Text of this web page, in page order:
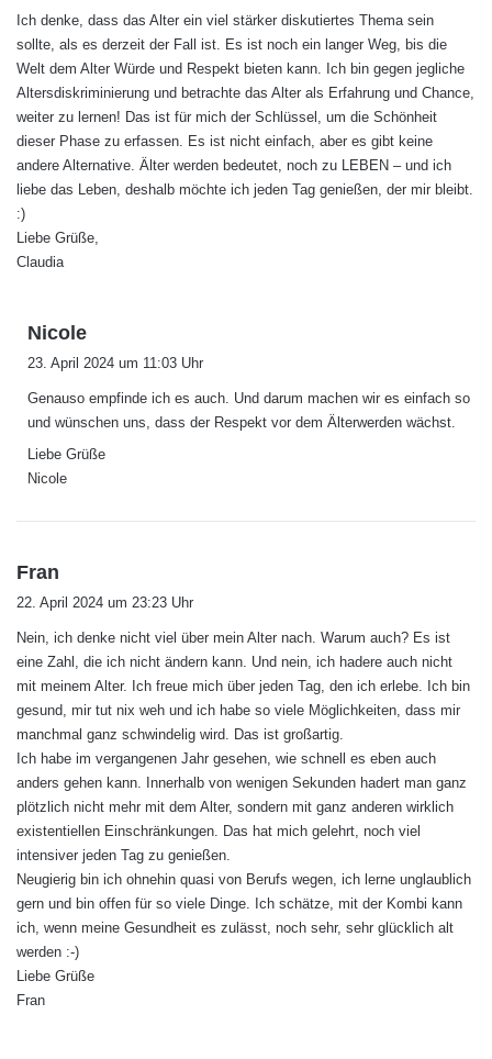
t
:
Ich denke, dass das Alter ein viel stärker diskutiertes Thema sein
sollte, als es derzeit der Fall ist. Es ist noch ein langer Weg, bis die
Welt dem Alter Würde und Respekt bieten kann. Ich bin gegen jegliche
Altersdiskriminierung und betrachte das Alter als Erfahrung und Chance,
weiter zu lernen! Das ist für mich der Schlüssel, um die Schönheit
dieser Phase zu erfassen. Es ist nicht einfach, aber es gibt keine
andere Alternative. Älter werden bedeutet, noch zu LEBEN – und ich
liebe das Leben, deshalb möchte ich jeden Tag genießen, der mir bleibt.
:)
Liebe Grüße,
Claudia
Nicole
t
:
23. April 2024 um 11:03 Uhr
Genauso empfinde ich es auch. Und darum machen wir es einfach so
und wünschen uns, dass der Respekt vor dem Älterwerden wächst.
Liebe Grüße
Nicole
Fran
t
:
22. April 2024 um 23:23 Uhr
Nein, ich denke nicht viel über mein Alter nach. Warum auch? Es ist
eine Zahl, die ich nicht ändern kann. Und nein, ich hadere auch nicht
mit meinem Alter. Ich freue mich über jeden Tag, den ich erlebe. Ich bin
gesund, mir tut nix weh und ich habe so viele Möglichkeiten, dass mir
manchmal ganz schwindelig wird. Das ist großartig.
Ich habe im vergangenen Jahr gesehen, wie schnell es eben auch
anders gehen kann. Innerhalb von wenigen Sekunden hadert man ganz
plötzlich nicht mehr mit dem Alter, sondern mit ganz anderen wirklich
existentiellen Einschränkungen. Das hat mich gelehrt, noch viel
intensiver jeden Tag zu genießen.
Neugierig bin ich ohnehin quasi von Berufs wegen, ich lerne unglaublich
gern und bin offen für so viele Dinge. Ich schätze, mit der Kombi kann
ich, wenn meine Gesundheit es zulässt, noch sehr, sehr glücklich alt
werden :-)
Liebe Grüße
Fran